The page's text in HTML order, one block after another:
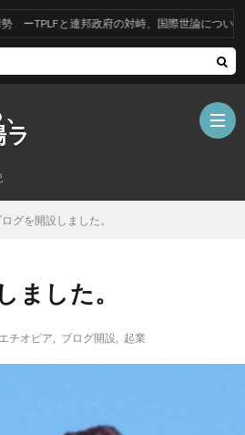
紹
と連邦政府の対峙、国際世論について思うこと
グを開設しました。
ました。
エチオピア ブログ開設 起業